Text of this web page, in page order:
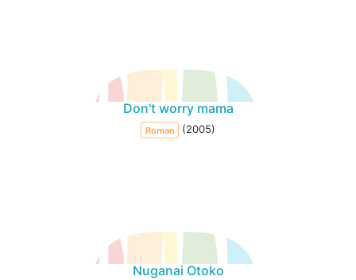
Don't worry mama
Roman (2005)
Nuganai Otoko